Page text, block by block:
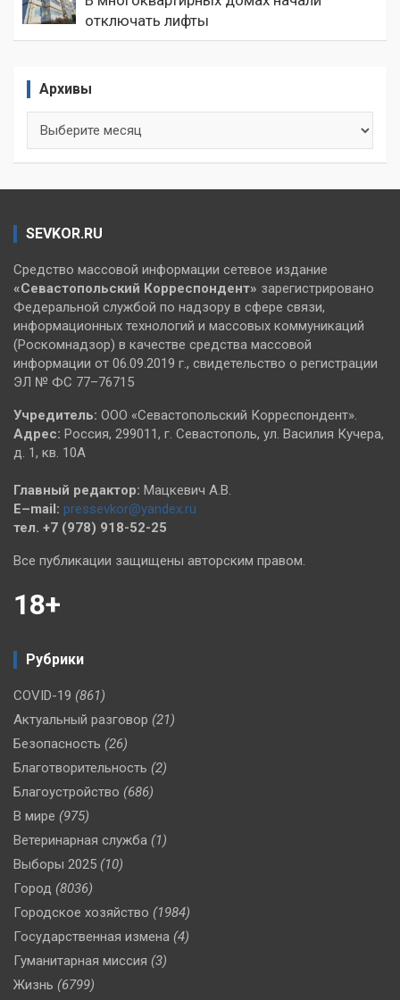
отключать лифты
Архивы
SEVKOR.RU
Средство массовой информации сетевое издание
«Севастопольский Корреспондент» зарегистрировано
Федеральной службой по надзору в сфере связи,
информационных технологий и массовых коммуникаций
(Роскомнадзор) в качестве средства массовой
информации от 06.09.2019 г., свидетельство о регистрации
ЭЛ № ФС 77–76715
Учредитель: ООО «Севастопольский Корреспондент».
Адрес: Россия, 299011, г. Севастополь, ул. Василия Кучера,
д. 1, кв. 10А
Главный редактор: Мацкевич А.В.
E–mail: pressevkor@yandex.ru
тел. +7 (978) 918-52-25
Все публикации защищены авторским правом.
18+
Рубрики
COVID-19 (861)
Актуальный разговор (21)
Безопасность (26)
Благотворительность (2)
Благоустройство (686)
В мире (975)
Ветеринарная служба (1)
Выборы 2025 (10)
Город (8036)
Городское хозяйство (1984)
Государственная измена (4)
Гуманитарная миссия (3)
Жизнь (6799)